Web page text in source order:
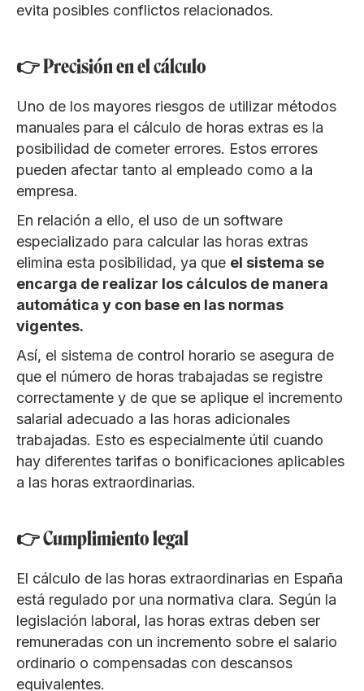
evita posibles conflictos relacionados.
👉 Precisión en el cálculo
Uno de los mayores riesgos de utilizar métodos
manuales para el cálculo de horas extras es la
posibilidad de cometer errores. Estos errores
pueden afectar tanto al empleado como a la
empresa.
En relación a ello, el uso de un software
especializado para calcular las horas extras
elimina esta posibilidad, ya que el sistema se
encarga de realizar los cálculos de manera
automática y con base en las normas
vigentes.
Así, el sistema de control horario se asegura de
que el número de horas trabajadas se registre
correctamente y de que se aplique el incremento
salarial adecuado a las horas adicionales
trabajadas. Esto es especialmente útil cuando
hay diferentes tarifas o bonificaciones aplicables
a las horas extraordinarias.
👉 Cumplimiento legal
El cálculo de las horas extraordinarias en España
está regulado por una normativa clara. Según la
legislación laboral, las horas extras deben ser
remuneradas con un incremento sobre el salario
ordinario o compensadas con descansos
equivalentes.